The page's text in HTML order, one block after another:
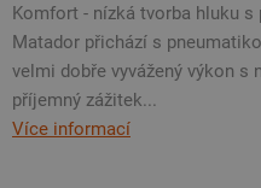
Komfort - nízká tvorba hluku
Matador přichází s
velmi dobře vyvážený výkon s
příjemný zážitek...
Více informací